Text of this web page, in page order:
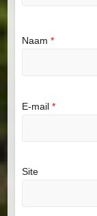
Naam *
E-mail *
Site